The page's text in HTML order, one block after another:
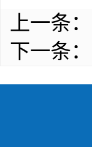
上一条：
下一条：